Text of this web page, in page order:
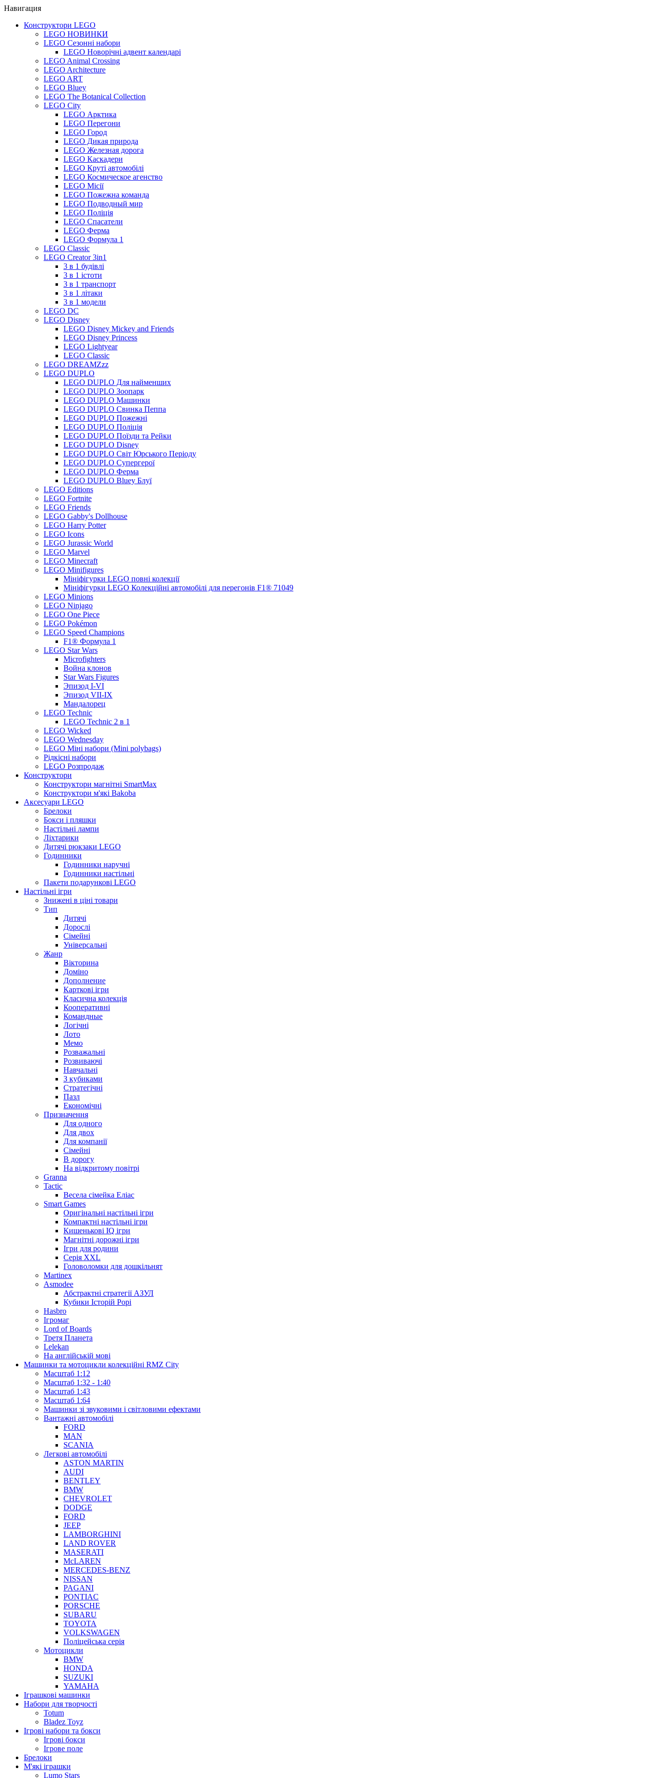
Навигация
Конструктори LEGO
LEGO НОВИНКИ
LEGO Сезонні набори
LEGO Новорічні адвент календарі
LEGO Animal Crossing
LEGO Architecture
LEGO ART
LEGO Bluey
LEGO The Botanical Collection
LEGO City
LEGO Арктика
LEGO Перегони
LEGO Город
LEGO Дикая природа
LEGO Железная дорога
LEGO Каскадери
LEGO Круті автомобілі
LEGO Космическое агенство
LEGO Місії
LEGO Пожежна команда
LEGO Подводный мир
LEGO Поліція
LEGO Спасатели
LEGO Ферма
LEGO Формула 1
LEGO Classic
LEGO Creator 3in1
3 в 1 будівлі
3 в 1 істоти
3 в 1 транспорт
3 в 1 літаки
3 в 1 модели
LEGO DC
LEGO Disney
LEGO Disney Mickey and Friends
LEGO Disney Princess
LEGO Lightyear
LEGO Classic
LEGO DREAMZzz
LEGO DUPLO
LEGO DUPLO Для найменших
LEGO DUPLO Зоопарк
LEGO DUPLO Машинки
LEGO DUPLO Свинка Пеппа
LEGO DUPLO Пожежні
LEGO DUPLO Поліція
LEGO DUPLO Поїзди та Рейки
LEGO DUPLO Disney
LEGO DUPLO Світ Юрського Періоду
LEGO DUPLO Супергерої
LEGO DUPLO Ферма
LEGO DUPLO Bluey Блуї
LEGO Editions
LEGO Fortnite
LEGO Friends
LEGO Gabby's Dollhouse
LEGO Harry Potter
LEGO Icons
LEGO Jurassic World
LEGO Marvel
LEGO Minecraft
LEGO Minifigures
Мініфігурки LEGO повні колекції
Мініфігурки LEGO Колекційні автомобілі для перегонів F1® 71049
LEGO Minions
LEGO Ninjago
LEGO One Piece
LEGO Pokémon
LEGO Speed Champions
F1® Формула 1
LEGO Star Wars
Microfighters
Война клонов
Star Wars Figures
Эпизод I-VI
Эпизод VII-IX
Мандалорец
LEGO Technic
LEGO Technic 2 в 1
LEGO Wicked
LEGO Wednesday
LEGO Міні набори (Mini polybags)
Рідкісні набори
LEGO Розпродаж
Конструктори
Конструктори магнітні SmartMax
Конструктори м'які Bakoba
Аксесуари LEGO
Брелоки
Бокси і пляшки
Настільні лампи
Ліхтарики
Дитячі рюкзаки LEGO
Годинники
Годинники наручні
Годинники настільні
Пакети подарункові LEGO
Настільні ігри
Знижені в ціні товари
Тип
Дитячі
Дорослі
Сімейні
Універсальні
Жанр
Вікторина
Доміно
Дополнение
Карткові ігри
Класична колекція
Кооперативні
Командные
Логічні
Лото
Мемо
Розважальні
Розвиваючі
Навчальні
З кубиками
Стратегічні
Пазл
Економічні
Призначення
Для одного
Для двох
Для компанії
Сімейні
В дорогу
На відкритому повітрі
Granna
Tactic
Весела сімейка Еліас
Smart Games
Оригінальні настільні ігри
Компактні настільні ігри
Кишенькові IQ ігри
Магнітні дорожні ігри
Ігри для родини
Серія XXL
Головоломки для дошкільнят
Martinex
Asmodee
Абстрактні стратегії АЗУЛ
Кубики Історій Рорі
Hasbro
Ігромаг
Lord of Boards
Третя Планета
Lelekan
На англійській мові
Машинки та мотоцикли колекційні RMZ City
Масштаб 1:12
Масштаб 1:32 - 1:40
Масштаб 1:43
Масштаб 1:64
Машинки зі звуковими і світловими ефектами
Вантажні автомобілі
FORD
MAN
SCANIA
Легкові автомобілі
ASTON MARTIN
AUDI
BENTLEY
BMW
CHEVROLET
DODGE
FORD
JEEP
LAMBORGHINI
LAND ROVER
MASERATI
McLAREN
MERCEDES-BENZ
NISSAN
PAGANI
PONTIAC
PORSCHE
SUBARU
TOYOTA
VOLKSWAGEN
Поліцейська серія
Мотоцикли
BMW
HONDA
SUZUKI
YAMAHA
Іграшкові машинки
Набори для творчості
Totum
Bladez Toyz
Ігрові набори та бокси
Ігрові бокси
Ігрове поле
Брелоки
М'які іграшки
Lumo Stars